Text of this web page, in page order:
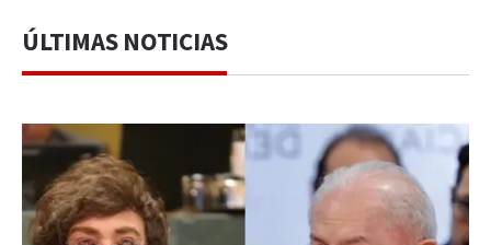
ÚLTIMAS NOTICIAS